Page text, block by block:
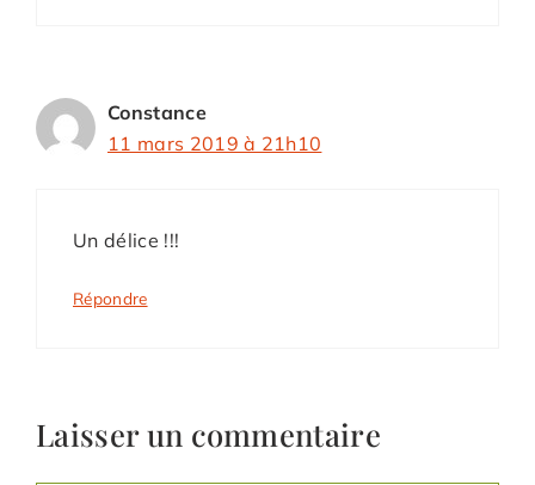
Constance
11 mars 2019 à 21h10
Un délice !!!
Répondre
Laisser un commentaire